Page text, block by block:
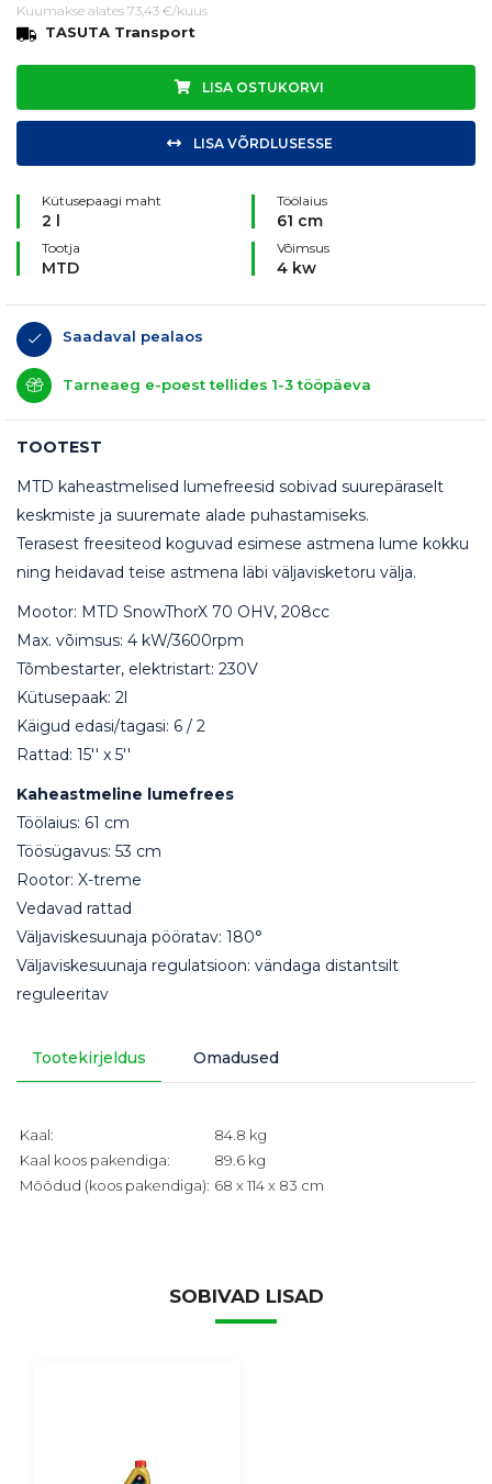
Kuumakse alates 73,43 €/kuus
TASUTA Transport
LISA OSTUKORVI
LISA VÕRDLUSESSE
Kütusepaagi maht
2 l
Töölaius
61 cm
Tootja
MTD
Võimsus
4 kw
Saadaval pealaos
Tarneaeg e-poest tellides 1-3 tööpäeva
TOOTEST
MTD kaheastmelised lumefreesid sobivad suurepäraselt
keskmiste ja suuremate alade puhastamiseks.
Terasest freesiteod koguvad esimese astmena lume kokku
ning heidavad teise astmena läbi väljavisketoru välja.
Mootor: MTD SnowThorX 70 OHV, 208cc
Max. võimsus: 4 kW/3600rpm
Tõmbestarter, elektristart: 230V
Kütusepaak: 2l
Käigud edasi/tagasi: 6 / 2
Rattad: 15'' x 5''
Kaheastmeline lumefrees
Töölaius: 61 cm
Töösügavus: 53 cm
Rootor: X-treme
Vedavad rattad
Väljaviskesuunaja pööratav: 180°
Väljaviskesuunaja regulatsioon: vändaga distantsilt
reguleeritav
Tootekirjeldus Omadused
Kaal:
84.8 kg
Kaal koos pakendiga:
89.6 kg
Mõõdud (koos pakendiga): 68 x 114 x 83 cm
SOBIVAD LISAD